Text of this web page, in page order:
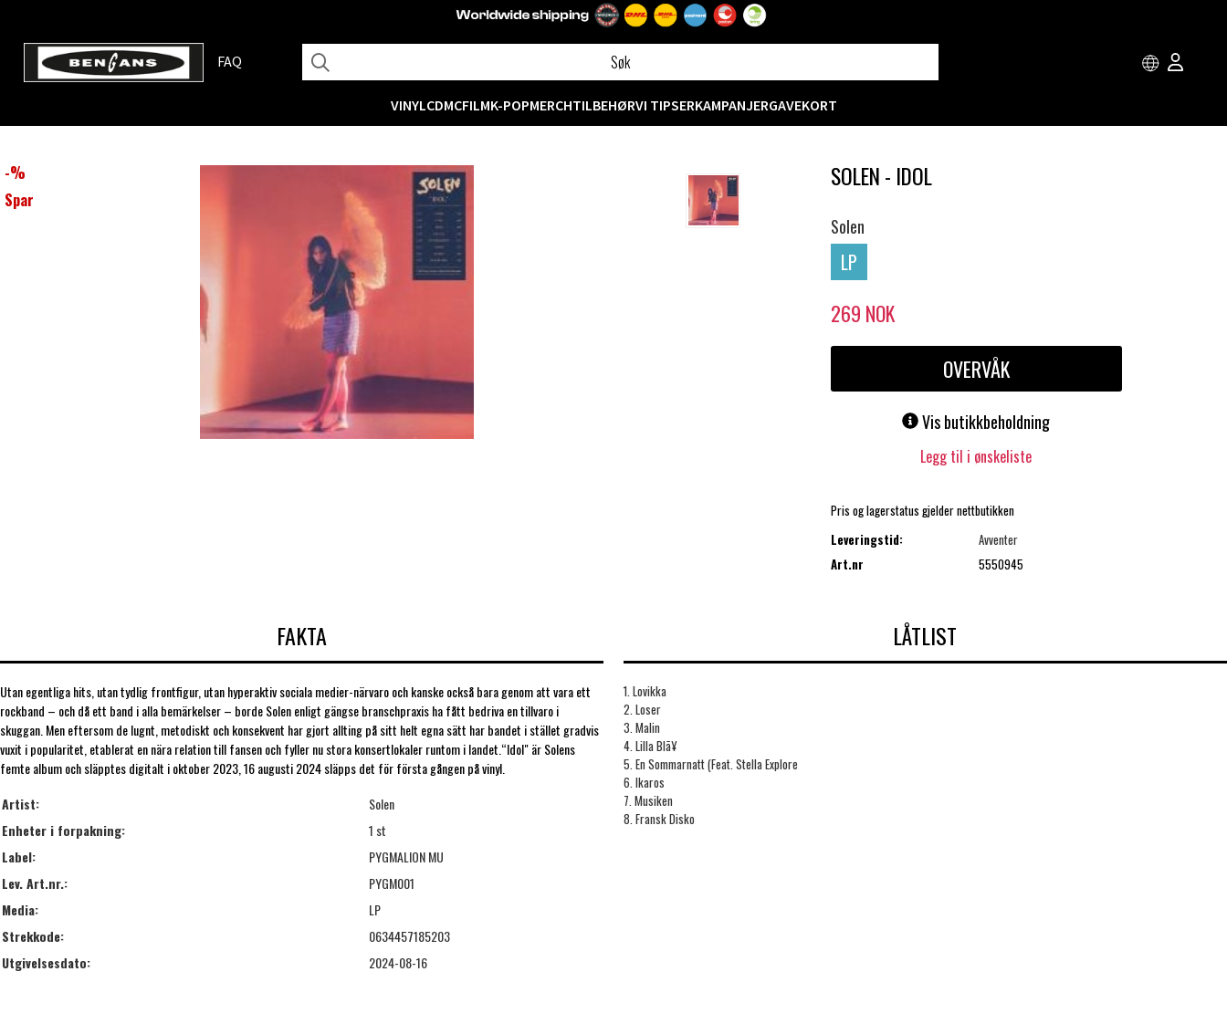
FAQ
VINYLCDMCFILMK-POPMERCHTILBEHØRVI TIPSERKAMPANJERGAVEKORT
-%
Spar
SOLEN - IDOL
Solen
LP
269 NOK
OVERVÅK
Vis butikkbeholdning
Legg til i ønskeliste
Pris og lagerstatus gjelder nettbutikken
Leveringstid:
Avventer
Art.nr
5550945
FAKTA
Utan egentliga hits, utan tydlig frontfigur, utan hyperaktiv sociala medier-närvaro och kanske också bara genom att vara ett
rockband – och då ett band i alla bemärkelser – borde Solen enligt gängse branschpraxis ha fått bedriva en tillvaro i
skuggan. Men eftersom de lugnt, metodiskt och konsekvent har gjort allting på sitt helt egna sätt har bandet i stället gradvis
vuxit i popularitet, etablerat en nära relation till fansen och fyller nu stora konsertlokaler runtom i landet.“Idol" är Solens
femte album och släpptes digitalt i oktober 2023, 16 augusti 2024 släpps det för första gången på vinyl.
Artist:
Solen
Enheter i forpakning:
1 st
Label:
PYGMALION MU
Lev. Art.nr.:
PYGM001
Media:
LP
Strekkode:
0634457185203
Utgivelsesdato:
2024-08-16
LÅTLIST
1. Lovikka
2. Loser
3. Malin
4. Lilla Blã¥
5. En Sommarnatt (Feat. Stella Explore
6. Ikaros
7. Musiken
8. Fransk Disko